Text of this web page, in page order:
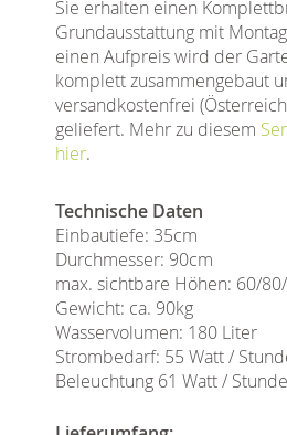
Sie erhalten einen
Grundausstattung mit
einen Aufpreis wird der
komplett zusammengebaut
versandkostenfrei
geliefert. Mehr zu diesem
hier.
Technische Daten
Einbautiefe: 35cm
Durchmesser: 90cm
max. sichtbare Höhen: 60/
Gewicht: ca. 90kg
Wasservolumen: 180 Liter
Strombedarf: 55 Watt /
Beleuchtung 61 Watt / Stunde